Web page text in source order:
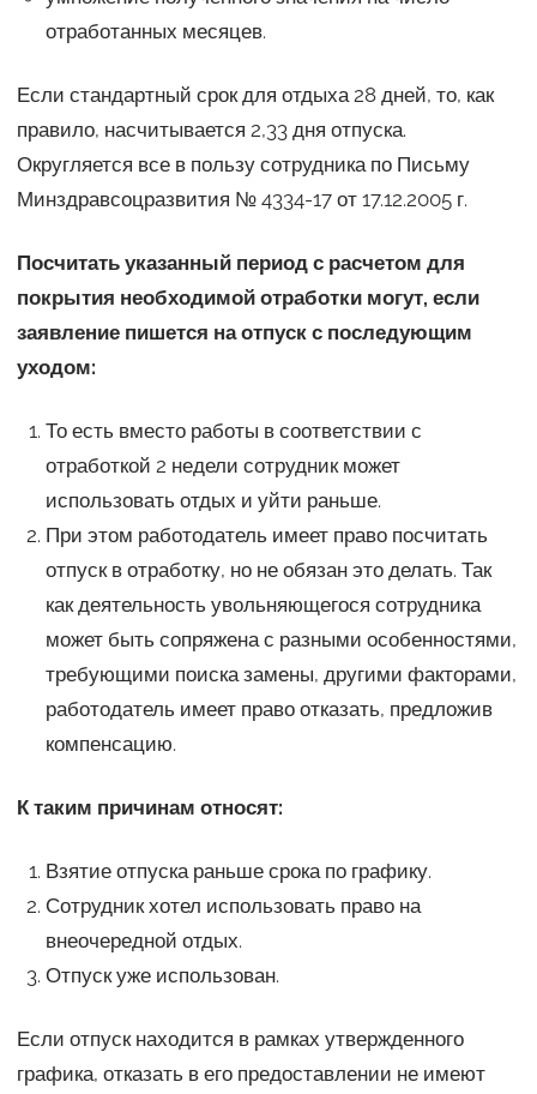
отработанных месяцев.
Если стандартный срок для отдыха 28 дней, то, как
правило, насчитывается 2,33 дня отпуска.
Округляется все в пользу сотрудника по Письму
Минздравсоцразвития № 4334-17 от 17.12.2005 г.
Посчитать указанный период с расчетом для
покрытия необходимой отработки могут, если
заявление пишется на отпуск с последующим
уходом:
То есть вместо работы в соответствии с
отработкой 2 недели сотрудник может
использовать отдых и уйти раньше.
При этом работодатель имеет право посчитать
отпуск в отработку, но не обязан это делать. Так
как деятельность увольняющегося сотрудника
может быть сопряжена с разными особенностями,
требующими поиска замены, другими факторами,
работодатель имеет право отказать, предложив
компенсацию.
К таким причинам относят:
Взятие отпуска раньше срока по графику.
Сотрудник хотел использовать право на
внеочередной отдых.
Отпуск уже использован.
Если отпуск находится в рамках утвержденного
графика, отказать в его предоставлении не имеют